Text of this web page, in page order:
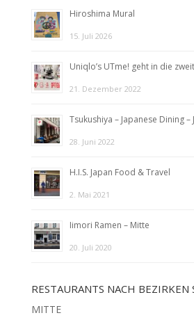
Hiroshima Mural
15. Juli 2026
Uniqlo’s UTme! geht in die
21. Dezember 2022
Tsukushiya – Japanese Dining –
28. Juni 2022
H.I.S. Japan Food & Travel
2. Mai 2021
Iimori Ramen – Mitte
20. Juli 2020
RESTAURANTS NACH BEZIRKEN
MITTE